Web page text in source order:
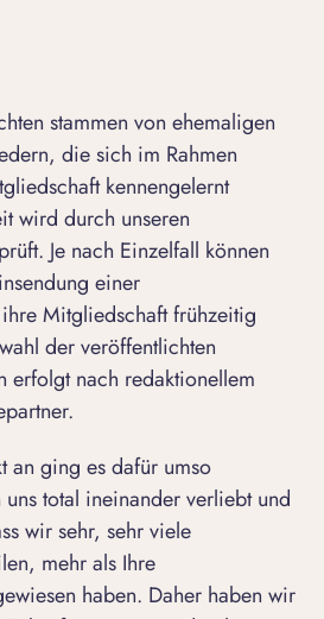
stammen von ehemaligen
die sich im Rahmen
kennengelernt
wird durch unseren
Je nach Einzelfall können
einer
Mitgliedschaft frühzeitig
der veröffentlichten
erfolgt nach redaktionellem
an ging es dafür umso
total ineinander verliebt und
wir sehr, sehr viele
mehr als Ihre
haben. Daher haben wir